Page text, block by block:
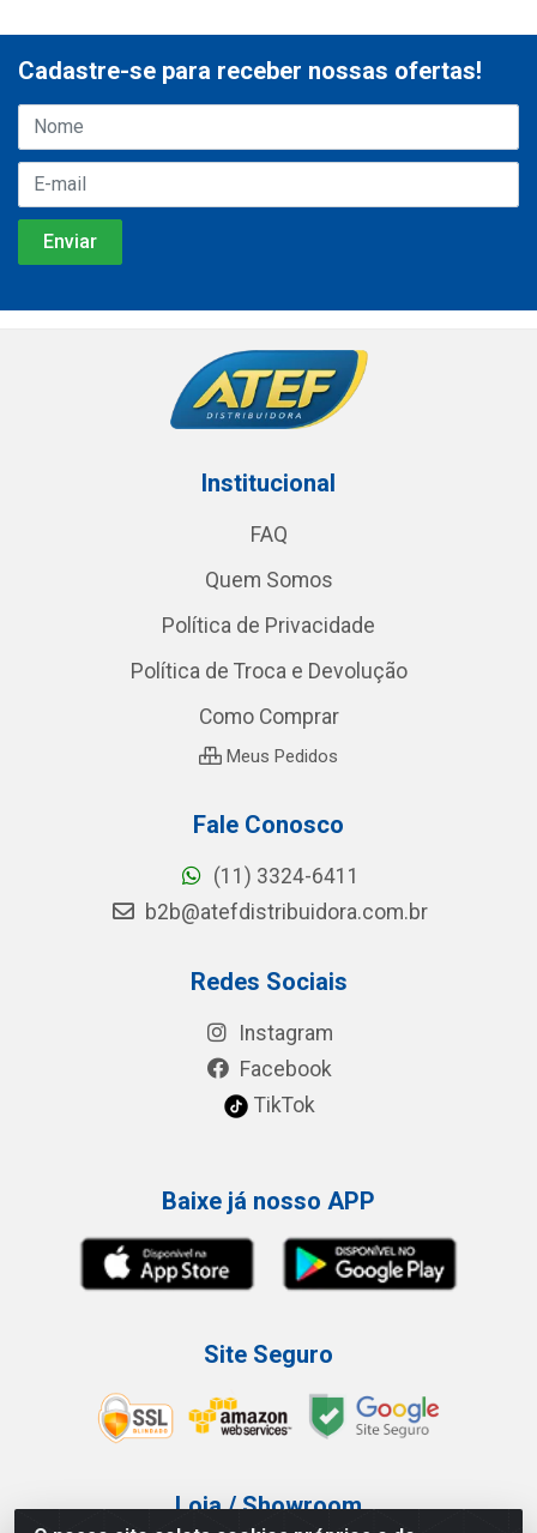
Cadastre-se para receber nossas ofertas!
Institucional
FAQ
Quem Somos
Política de Privacidade
Política de Troca e Devolução
Como Comprar
Meus Pedidos
Fale Conosco
(11) 3324-6411
b2b@atefdistribuidora.com.br
Redes Sociais
Instagram
Facebook
TikTok
Baixe já nosso APP
Site Seguro
Loja / Showroom